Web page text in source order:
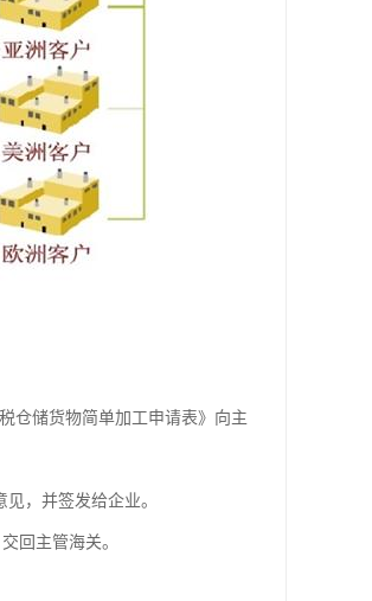
仓储货物简单加工申请表》向主
，并签发给企业。
回主管海关。